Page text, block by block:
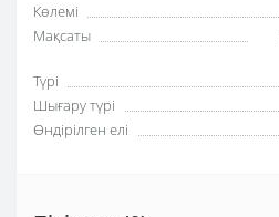
Көлемі
Мақсаты
Түрі
Шығару түрі
Өндірілген елі